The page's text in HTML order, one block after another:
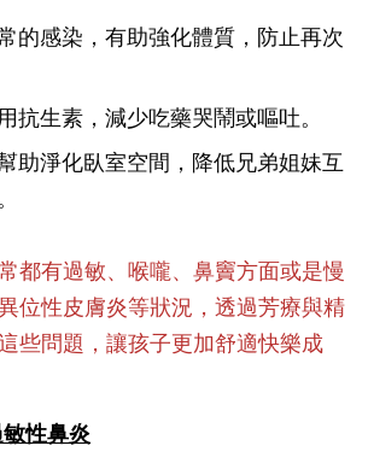
的感染，有助強化體質，防止再次
抗生素，減少吃藥哭鬧或嘔吐。
助淨化臥室空間，降低兄弟姐妹互
都有過敏、喉嚨、鼻竇方面或是慢
位性皮膚炎等狀況，透過芳療與精
些問題，讓孩子更加舒適快樂成
性鼻炎